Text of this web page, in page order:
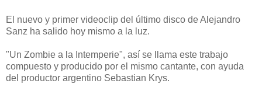
El nuevo y primer videoclip del último disco de Alejandro
Sanz ha salido hoy mismo a la luz.
"Un Zombie a la Intemperie", así se llama este trabajo
compuesto y producido por el mismo cantante, con ayuda
del productor argentino Sebastian Krys.